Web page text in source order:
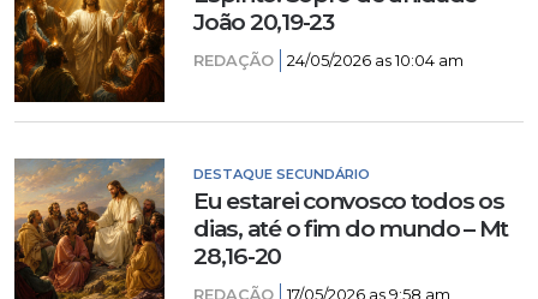
João 20,19-23
REDAÇÃO 24/05/2026 as 10:04 am
DESTAQUE SECUNDÁRIO
Eu estarei convosco todos os
dias, até o fim do mundo – Mt
28,16-20
REDAÇÃO 17/05/2026 as 9:58 am